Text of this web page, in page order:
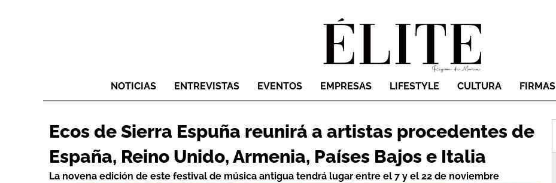
NOTICIAS ENTREVISTAS EVENTOS EMPRESAS LIFESTYLE CULTURA FIRMAS
Ecos de Sierra Espuña reunirá a artistas procedentes de
España, Reino Unido, Armenia, Países Bajos e Italia
La novena edición de este festival de música antigua tendrá lugar entre el 7 y el 22 de noviembre